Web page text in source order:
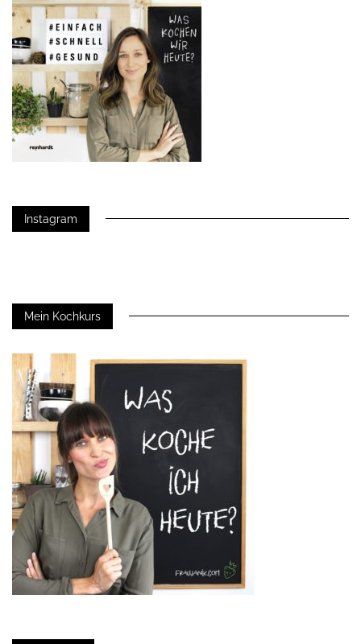
Instagram
Mein Kochkurs